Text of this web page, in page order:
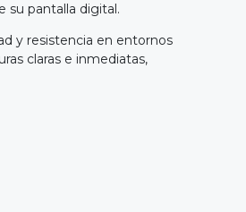
su pantalla digital.
y resistencia en entornos
claras e inmediatas,